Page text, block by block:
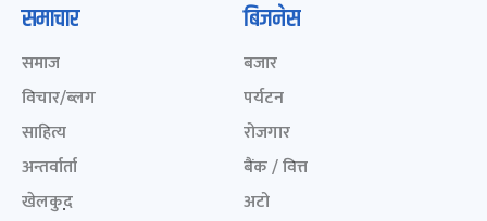
समाचार
समाज
विचार/ब्लग
साहित्य
अन्तर्वार्ता
खेलकुद़़
बिजनेस
बजार
पर्यटन
रोजगार
बैंक / वित्त
अटो